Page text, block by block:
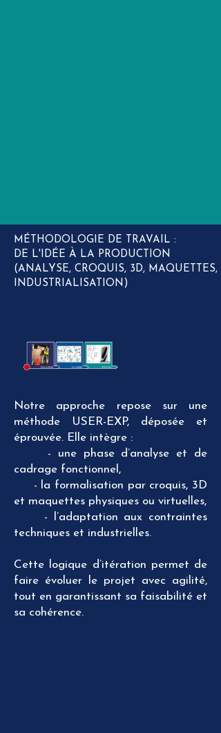
MÉTHODOLOGIE DE TRAVAIL :
DE L'IDÉE À LA PRODUCTION
(ANALYSE, CROQUIS, 3D, MAQUETTES,
INDUSTRIALISATION)
Notre approche repose sur une
méthode USER-EXP, déposée et
éprouvée. Elle intègre :
- une phase d’analyse et de
cadrage fonctionnel,
- la formalisation par croquis, 3D
et maquettes physiques ou virtuelles,
- l’adaptation aux contraintes
techniques et industrielles.
Cette logique d’itération permet de
faire évoluer le projet avec agilité,
tout en garantissant sa faisabilité et
sa cohérence.